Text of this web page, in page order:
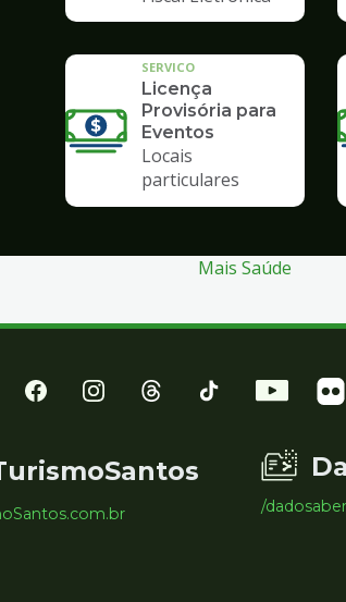
SERVICO
Licença
Provisória para
Eventos
Locais
particulares
Mais Saúde
/